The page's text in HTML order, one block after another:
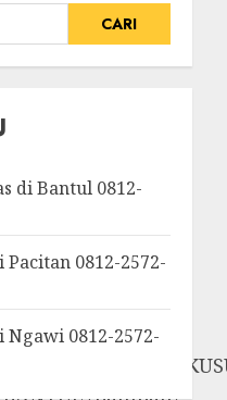
di Bantul 0812-
0812-2572-
0812-2572-